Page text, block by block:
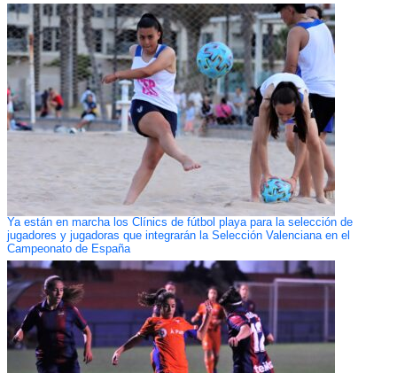
Ya están en marcha los Clínics de fútbol playa para la selección de
jugadores y jugadoras que integrarán la Selección Valenciana en el
Campeonato de España